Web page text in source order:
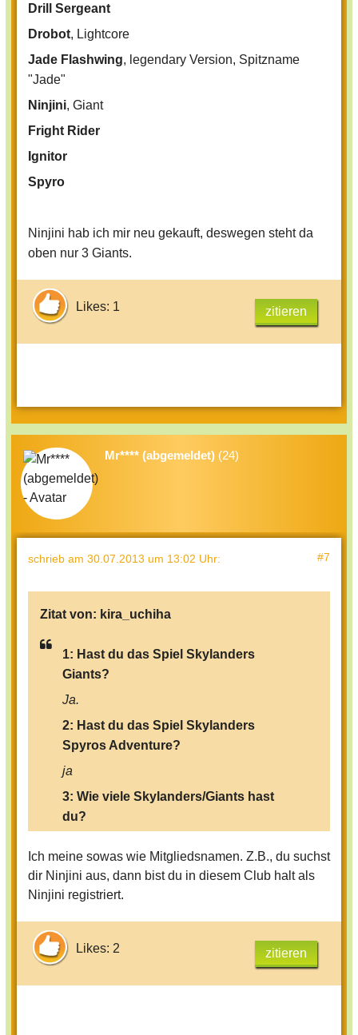
Charaktere wie T-Bone) aussuchen
würde? Dann könnten wir auch en
RPG mit denen machen.
Ich fänds nicht schlecht.
Drill Sergeant
Drobot, Lightcore
Jade Flashwing, legendary Version, Spitzname
"Jade"
Ninjini, Giant
Fright Rider
Ignitor
Spyro
Ninjini hab ich mir neu gekauft, deswegen steht da
oben nur 3 Giants.
Likes: 1 zitieren
Mr**** (abgemeldet) (24)
schrieb am 30.07.2013 um 13:02 Uhr: #7
Zitat von: kira_uchiha
1: Hast du das Spiel Skylanders
Giants?
Ja.
2: Hast du das Spiel Skylanders
Spyros Adventure?
ja
3: Wie viele Skylanders/Giants hast
du?
4: Was sind deine Lieblings-
Skylander?
5: Was würdest du davon halten, wenn
jedes Mitglied sich einen namen eines
Ich meine sowas wie Mitgliedsnamen. Z.B., du suchst
dir Ninjini aus, dann bist du in diesem Club halt als
Ninjini registriert.
Likes: 2 zitieren